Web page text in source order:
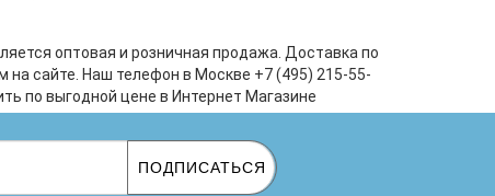
оптовая и розничная продажа. Доставка по
сайте. Наш телефон в Москве +7 (495) 215-55-
по выгодной цене в Интернет Магазине
ПОДПИСАТЬСЯ